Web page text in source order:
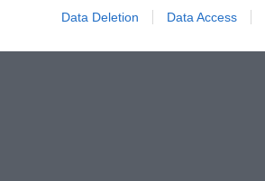
Data Deletion Data Access